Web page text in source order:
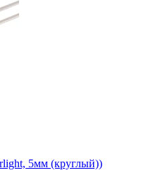
5мм (круглый))